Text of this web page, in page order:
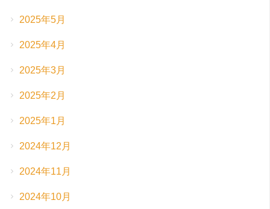
2025年5月
2025年4月
2025年3月
2025年2月
2025年1月
2024年12月
2024年11月
2024年10月